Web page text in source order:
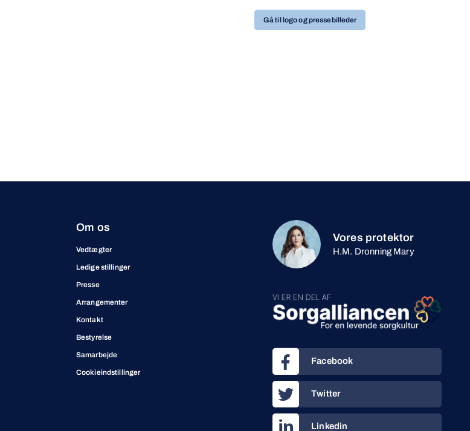
Gå til logo og pressebilleder
Om os
Vedtægter
Ledige stillinger
Presse
Arrangementer
Kontakt
Bestyrelse
Samarbejde
Cookieindstillinger
Vores protektor
H.M. Dronning Mary
Facebook
Twitter
Linkedin